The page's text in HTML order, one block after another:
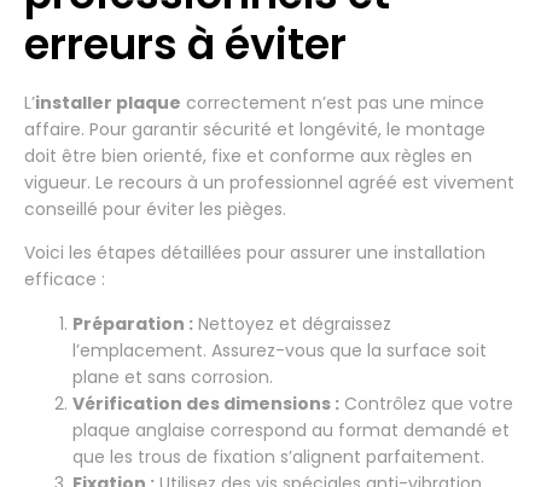
erreurs à éviter
L’installer plaque correctement n’est pas une mince
affaire. Pour garantir sécurité et longévité, le montage
doit être bien orienté, fixe et conforme aux règles en
vigueur. Le recours à un professionnel agréé est vivement
conseillé pour éviter les pièges.
Voici les étapes détaillées pour assurer une installation
efficace :
Préparation : Nettoyez et dégraissez
l’emplacement. Assurez-vous que la surface soit
plane et sans corrosion.
Vérification des dimensions : Contrôlez que votre
plaque anglaise correspond au format demandé et
que les trous de fixation s’alignent parfaitement.